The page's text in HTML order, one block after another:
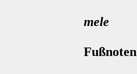
mele
Fußnoten